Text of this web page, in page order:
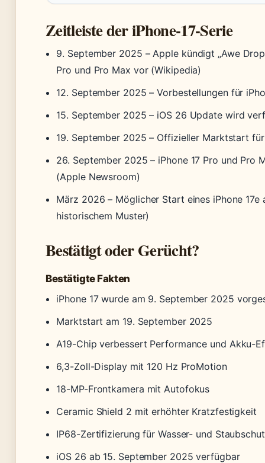
Zeitleiste der iPhone-17-Serie
9. September 2025 – Apple kündigt „Awe
Pro und Pro Max vor (Wikipedia)
12. September 2025 – Vorbestellungen für
15. September 2025 – iOS 26 Update wird
19. September 2025 – Offizieller Marktstart
26. September 2025 – iPhone 17 Pro und Pro
(Apple Newsroom)
März 2026 – Möglicher Start eines iPhone
historischem Muster)
Bestätigt oder Gerücht?
Bestätigte Fakten
iPhone 17 wurde am 9. September 2025
Marktstart am 19. September 2025
A19-Chip verbessert Performance und Akku-
6,3-Zoll-Display mit 120 Hz ProMotion
18-MP-Frontkamera mit Autofokus
Ceramic Shield 2 mit erhöhter Kratzfestigkeit
IP68-Zertifizierung für Wasser- und
iOS 26 ab 15. September 2025 verfügbar